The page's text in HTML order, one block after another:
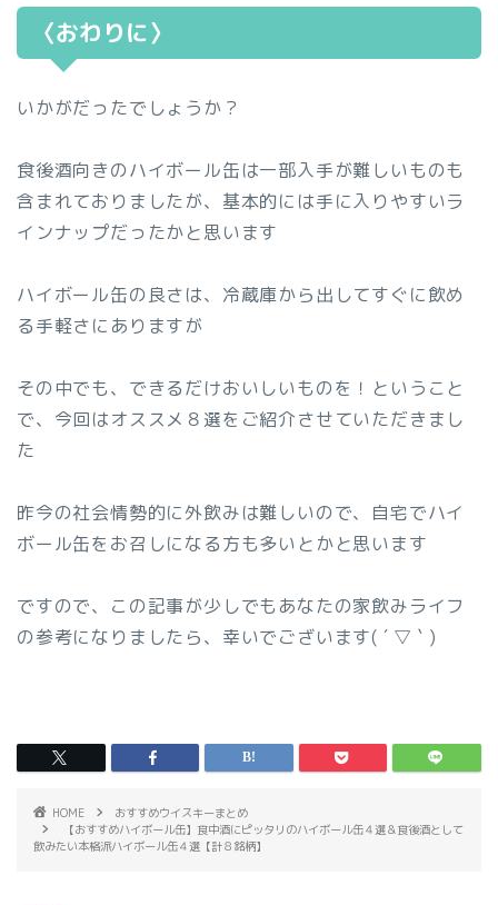
〈おわりに〉
いかがだったでしょうか？
食後酒向きのハイボール缶は一部入手が難しいものも
含まれておりましたが、基本的には手に入りやすいラ
インナップだったかと思います
ハイボール缶の良さは、冷蔵庫から出してすぐに飲め
る手軽さにありますが
その中でも、できるだけおいしいものを！ということ
で、今回はオススメ８選をご紹介させていただきまし
た
昨今の社会情勢的に外飲みは難しいので、自宅でハイ
ボール缶をお召しになる方も多いとかと思います
ですので、この記事が少しでもあなたの家飲みライフ
の参考になりましたら、幸いでございます( ´ ▽ ` )
HOME
おすすめウイスキーまとめ
【おすすめハイボール缶】食中酒にピッタリのハイボール缶４選＆食後酒として
飲みたい本格派ハイボール缶４選【計８銘柄】